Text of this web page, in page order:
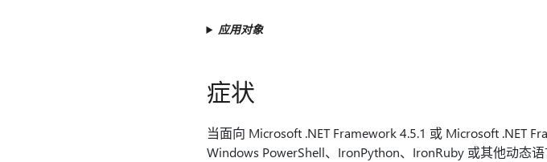
应用对象
症状
当面向 Microsoft .NET Framework 4.5.1 或 Microsoft .NET
Windows PowerShell、IronPython、IronRuby 或其他动态